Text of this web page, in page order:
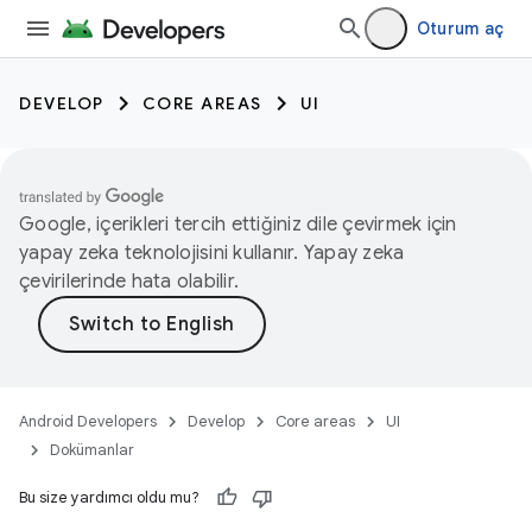
Oturum aç
DEVELOP CORE AREAS UI
Google, içerikleri tercih ettiğiniz dile çevirmek için
yapay zeka teknolojisini kullanır. Yapay zeka
çevirilerinde hata olabilir.
Android Developers Develop Core areas
UI
Dokümanlar
Bu size yardımcı oldu mu?